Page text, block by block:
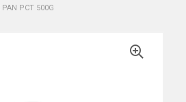
PAN PCT 500G